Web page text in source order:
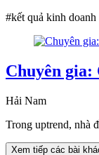
#kết quả kinh
Chuyên gia:
Hải Nam
Trong uptrend, nhà
Xem tiếp các bài